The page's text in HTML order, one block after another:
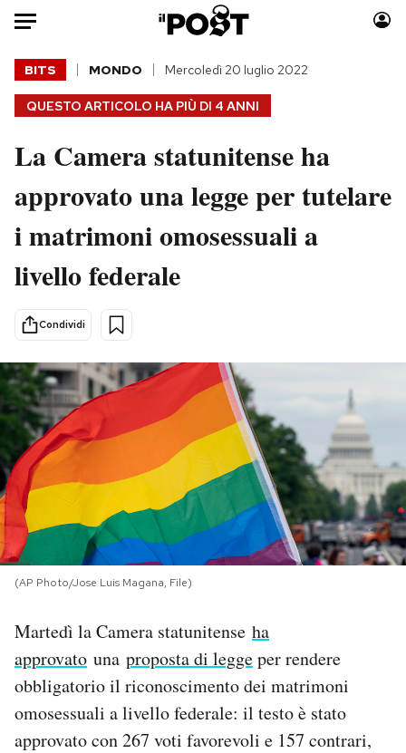
Auto
HOME
Italia
Politica
Tecnologia
Scienza
Cultura
Economia
Sport
Moda
Consumismi
Storie/Idee
Mondiali calcio 2026
PODCAST
NEWSLETTER
I MIEI PREFERITI
SHOP
CALENDARIO
AREA PERSONALE
QUESTO ARTICOLO HA PIÙ DI 4 ANNI
BITS MONDO Mercoledì 20 luglio 2022
La Camera statunitense ha
approvato una legge per tutelare
i matrimoni omosessuali a
livello federale
Condividi
(AP Photo/Jose Luis Magana, File)
Martedì la Camera statunitense ha
approvato una proposta di leggeper rendere
obbligatorio il riconoscimento dei matrimoni
omosessuali a livello federale: il testo è stato
approvato con 267 voti favorevoli e 157 contrari,